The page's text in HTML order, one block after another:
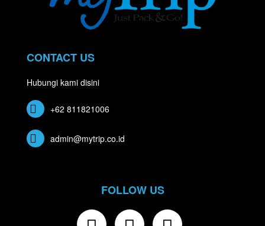
CONTACT US
Hubungi kami disini
+62 811821006
admin@mytrip.co.id
FOLLOW US